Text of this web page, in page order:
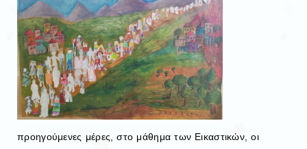
προηγούμενες μέρες, στο μάθημα των Εικαστικών, οι